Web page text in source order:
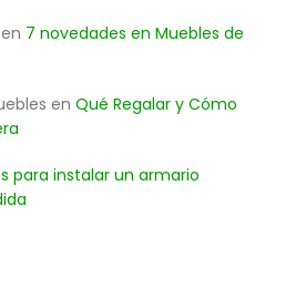
en 7 novedades en Muebles de
en Qué Regalar y Cómo
para instalar un armario